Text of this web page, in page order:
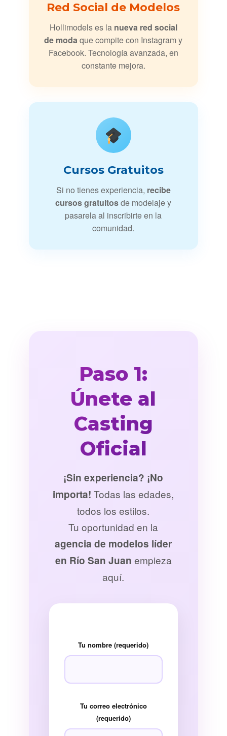
Red Social de Modelos
Hollimodels es la nueva red social
de modaque compite con Instagram y
Facebook. Tecnología avanzada, en
constante mejora.
Cursos Gratuitos
Si no tienes experiencia, recibe
cursos gratuitosde modelaje y
pasarela al inscribirte en la
comunidad.
Paso 1:
Únete al
Casting
Oficial
¡Sin experiencia? ¡No
importa! Todas las edades,
todos los estilos.
Tu oportunidad en la
agencia de modelos líder
en Río San Juan empieza
aquí.
Tu nombre (requerido)
Tu correo electrónico
(requerido)